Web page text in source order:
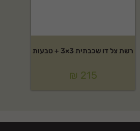
רשת צל דו שכבתית 3×3 + טבעות
₪ 215